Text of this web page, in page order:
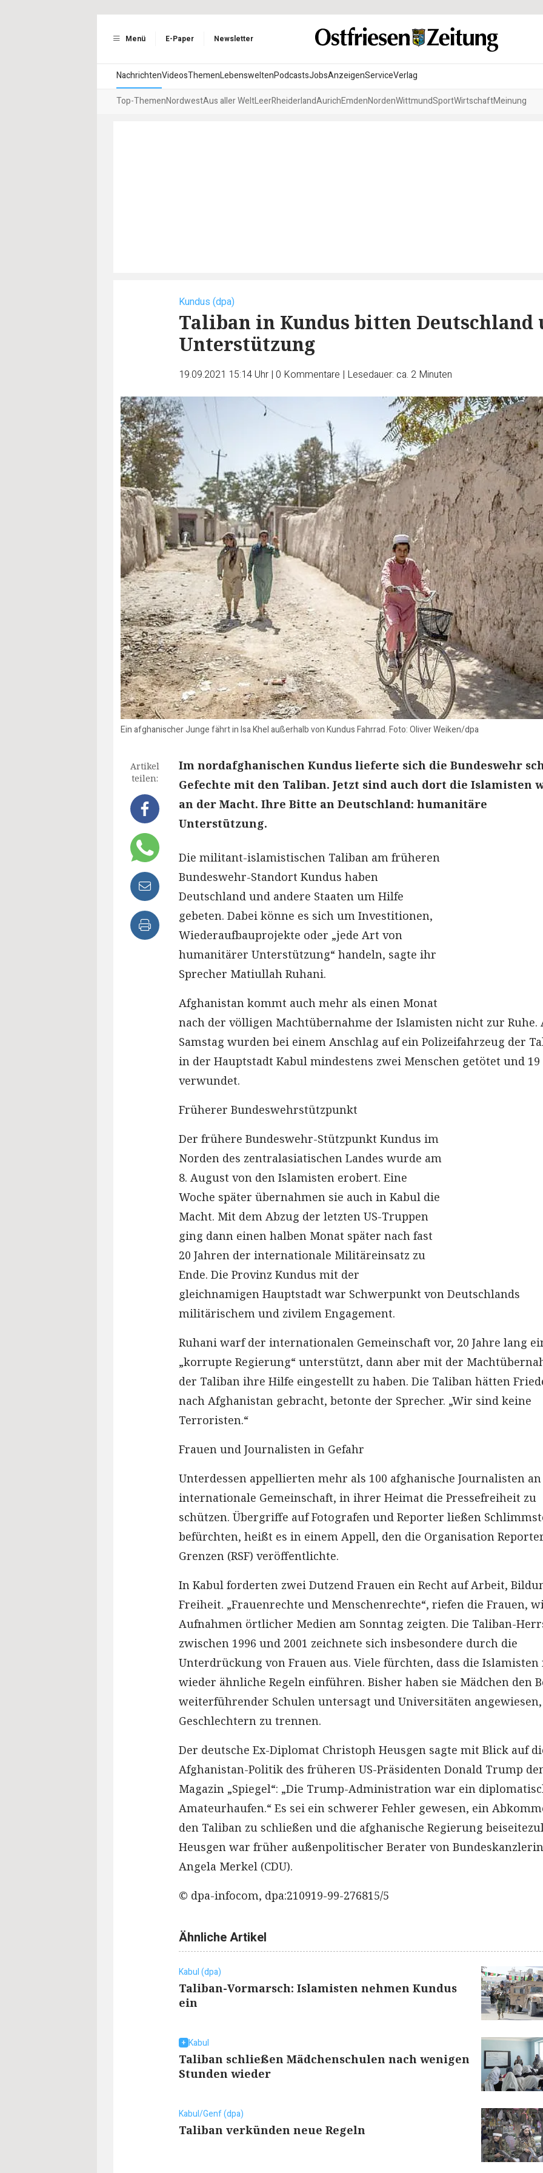
Menü E-Paper Newsletter
NachrichtenVideosThemenLebensweltenPodcastsJobsAnzeigenServiceVerlag
Top-ThemenNordwestAus aller WeltLeerRheiderlandAurichEmdenNordenWittmundSportWirtschaftMeinung
Kundus (dpa)
Taliban in Kundus bitten Deutschland
Unterstützung
19.09.2021 15:14 Uhr | 0 Kommentare | Lesedauer: ca. 2 Minuten
Ein afghanischer Junge fährt in Isa Khel außerhalb von Kundus Fahrrad. Foto: Oliver Weiken/dpa
Artikel
teilen:
Im nordafghanischen Kundus lieferte sich die Bundeswehr
Gefechte mit den Taliban. Jetzt sind auch dort die Islamisten
an der Macht. Ihre Bitte an Deutschland: humanitäre
Unterstützung.
Die militant-islamistischen Taliban am früheren
Bundeswehr-Standort Kundus haben
Deutschland und andere Staaten um Hilfe
gebeten. Dabei könne es sich um Investitionen,
Wiederaufbauprojekte oder „jede Art von
humanitärer Unterstützung“ handeln, sagte ihr
Sprecher Matiullah Ruhani.
Afghanistan kommt auch mehr als einen Monat
nach der völligen Machtübernahme der Islamisten nicht zur Ruhe.
Samstag wurden bei einem Anschlag auf ein Polizeifahrzeug der
in der Hauptstadt Kabul mindestens zwei Menschen getötet und 19
verwundet.
Früherer Bundeswehrstützpunkt
Der frühere Bundeswehr-Stützpunkt Kundus im
Norden des zentralasiatischen Landes wurde am
8. August von den Islamisten erobert. Eine
Woche später übernahmen sie auch in Kabul die
Macht. Mit dem Abzug der letzten US-Truppen
ging dann einen halben Monat später nach fast
20 Jahren der internationale Militäreinsatz zu
Ende. Die Provinz Kundus mit der
gleichnamigen Hauptstadt war Schwerpunkt von Deutschlands
militärischem und zivilem Engagement.
Ruhani warf der internationalen Gemeinschaft vor, 20 Jahre lang
„korrupte Regierung“ unterstützt, dann aber mit der
der Taliban ihre Hilfe eingestellt zu haben. Die Taliban hätten
nach Afghanistan gebracht, betonte der Sprecher. „Wir sind keine
Terroristen.“
Frauen und Journalisten in Gefahr
Unterdessen appellierten mehr als 100 afghanische Journalisten
internationale Gemeinschaft, in ihrer Heimat die Pressefreiheit zu
schützen. Übergriffe auf Fotografen und Reporter ließen
befürchten, heißt es in einem Appell, den die Organisation
Grenzen (RSF) veröffentlichte.
In Kabul forderten zwei Dutzend Frauen ein Recht auf Arbeit,
Freiheit. „Frauenrechte und Menschenrechte“, riefen die Frauen,
Aufnahmen örtlicher Medien am Sonntag zeigten. Die Taliban-
zwischen 1996 und 2001 zeichnete sich insbesondere durch die
Unterdrückung von Frauen aus. Viele fürchten, dass die Islamisten
wieder ähnliche Regeln einführen. Bisher haben sie Mädchen den
weiterführender Schulen untersagt und Universitäten
Geschlechtern zu trennen.
Der deutsche Ex-Diplomat Christoph Heusgen sagte mit Blick auf
Afghanistan-Politik des früheren US-Präsidenten Donald Trump
Magazin „Spiegel“: „Die Trump-Administration war ein
Amateurhaufen.“ Es sei ein schwerer Fehler gewesen, ein
den Taliban zu schließen und die afghanische Regierung
Heusgen war früher außenpolitischer Berater von Bundeskanzlerin
Angela Merkel (CDU).
© dpa-infocom, dpa:210919-99-276815/5
Ähnliche Artikel
Kabul (dpa)
Taliban-Vormarsch: Islamisten nehmen Kundus
ein
Kabul
Taliban schließen Mädchenschulen nach wenigen
Stunden wieder
Kabul/Genf (dpa)
Taliban verkünden neue Regeln